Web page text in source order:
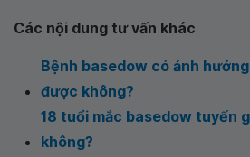
Các nội dung tư vấn khác
Bệnh basedow có ảnh
được không?
18 tuổi mắc basedow tuyến
không?